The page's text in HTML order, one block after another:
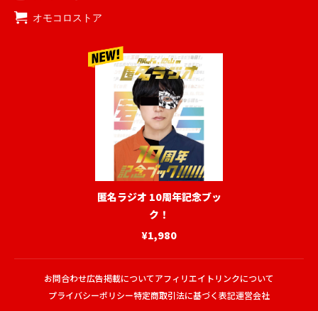
オモコロストア
匿名ラジオ 10周年記念ブッ
ク！
¥1,980
お問合わせ広告掲載についてアフィリエイトリンクについて
プライバシーポリシー特定商取引法に基づく表記運営会社